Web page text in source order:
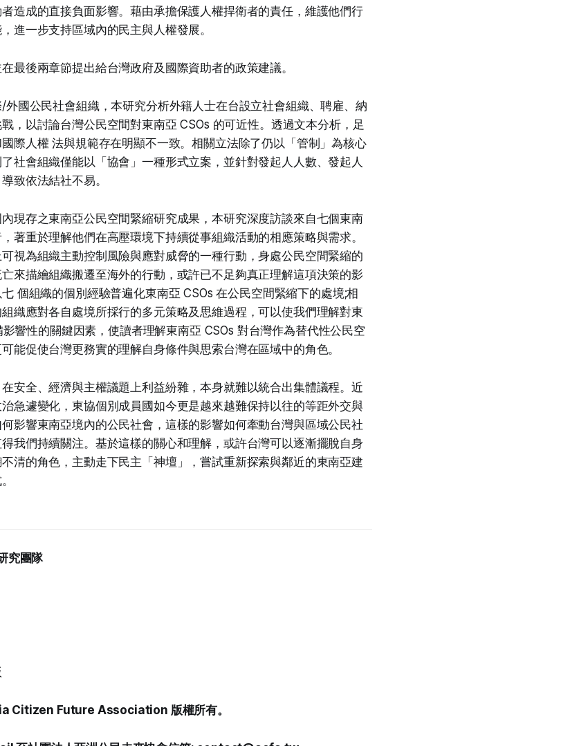
造成的直接負面影響。藉由承擔保護人權捍衛者的責任，維護他們行
進一步支持區域內的民主與人權發展。
最後兩章節提出給台灣政府及國際資助者的政策建議。
外國公民社會組織，本研究分析外籍人士在台設立社會組織、聘雇、納
，以討論台灣公民空間對東南亞 CSOs 的可近性。透過文本分析，足
際人權 法與規範存在明顯不一致。相關立法除了仍以「管制」為核心
社會組織僅能以「協會」一種形式立案，並針對發起人人數、發起人
致依法結社不易。
現存之東南亞公民空間緊縮研究成果，本研究深度訪談來自七個東南
著重於理解他們在高壓環境下持續從事組織活動的相應策略與需求。
視為組織主動控制風險與應對威脅的一種行動，身處公民空間緊縮的
來描繪組織搬遷至海外的行動，或許已不足夠真正理解這項決策的影
個組織的個別經驗普遍化東南亞 CSOs 在公民空間緊縮下的處境;相
織應對各自處境所採行的多元策略及思維過程，可以使我們理解對東
響性的關鍵因素，使讀者理解東南亞 CSOs 對台灣作為替代性公民空
能促使台灣更務實的理解自身條件與思索台灣在區域中的角色。
安全、經濟與主權議題上利益紛雜，本身就難以統合出集體議程。近
急遽變化，東協個別成員國如今更是越來越難保持以往的等距外交與
影響東南亞境內的公民社會，這樣的影響如何牽動台灣與區域公民社
我們持續關注。基於這樣的關心和理解，或許台灣可以逐漸擺脫自身
清的角色，主動走下民主「神壇」，嘗試重新探索與鄰近的東南亞建
究團隊
Citizen Future Association 版權所有。